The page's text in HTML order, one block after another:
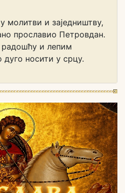
молитви и заједништву,
прославио Петровдан.
и лепим
дуго носити у срцу.